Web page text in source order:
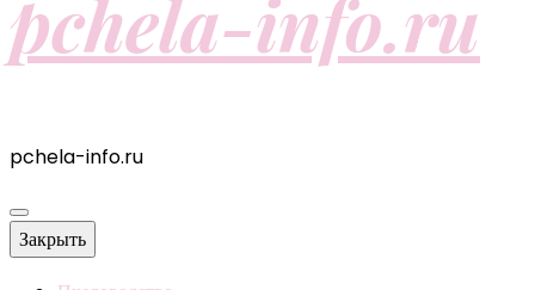
pchela-info.ru
pchela-info.ru
Закрыть